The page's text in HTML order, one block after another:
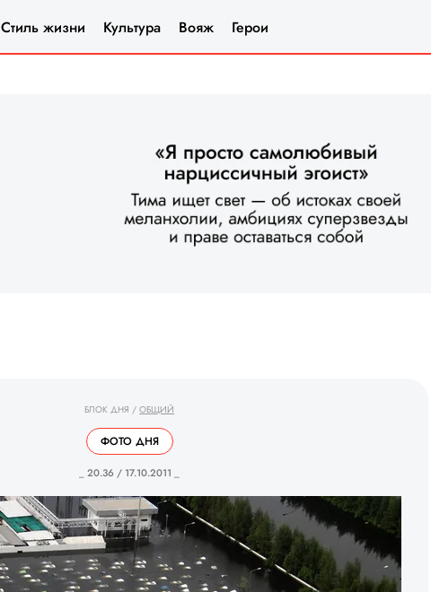
Стиль жизни Культура Вояж Герои
БЛОК ДНЯ / ОБЩИЙ
ФОТО ДНЯ
_ 20.36 / 17.10.2011 _